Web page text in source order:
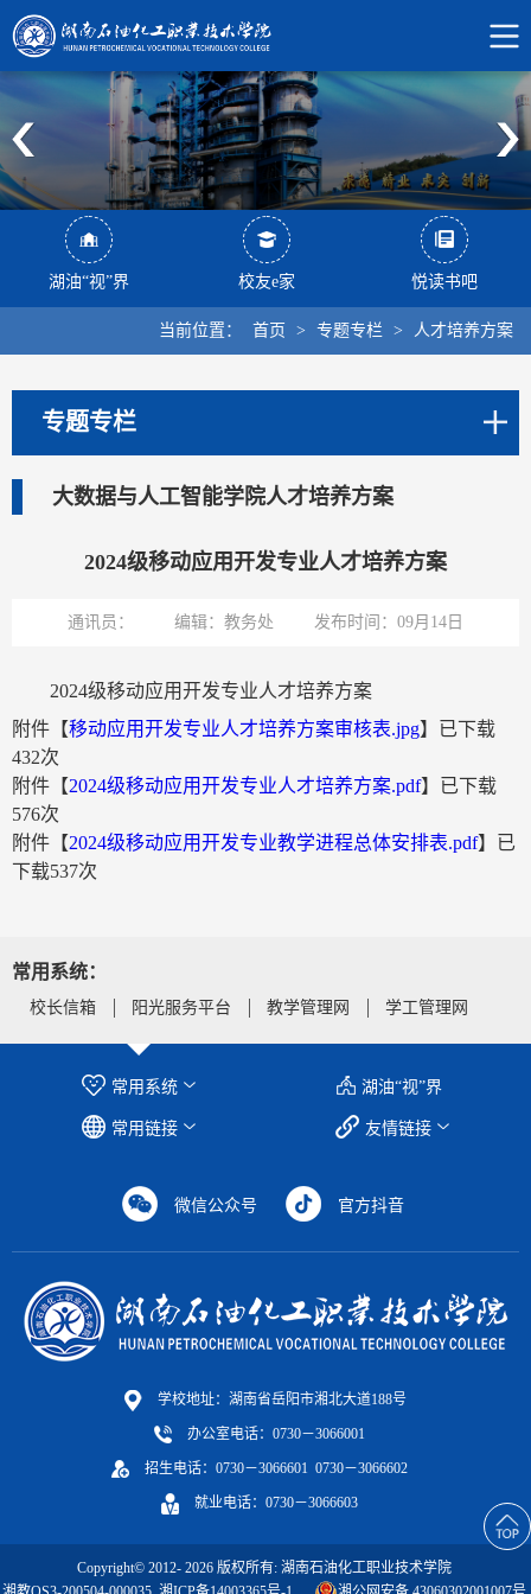
湖油“视”界 校友e家 悦读书吧
当前位置： 首页 > 专题专栏 > 人才培养方案
专题专栏
大数据与人工智能学院人才培养方案
2024级移动应用开发专业人才培养方案
通讯员： 编辑：教务处 发布时间：09月14日
2024级移动应用开发专业人才培养方案
附件【移动应用开发专业人才培养方案审核表.jpg】已下载
432次
附件【2024级移动应用开发专业人才培养方案.pdf】已下载
576次
附件【2024级移动应用开发专业教学进程总体安排表.pdf】已
下载537次
常用系统：
校长信箱 阳光服务平台 教学管理网 学工管理网
湖油“视”界
常用系统
友情链接
常用链接
微信公众号 官方抖音
学校地址：湖南省岳阳市湘北大道188号
办公室电话：0730－3066001
招生电话：0730－3066601 0730－3066602
就业电话：0730－3066603
Copyright© 2012- 2026 版权所有: 湖南石油化工职业技术学院